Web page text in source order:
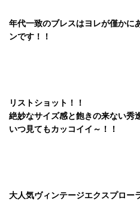
年代一致のブレスはヨレが僅かに
ンです！！
リストショット！！
絶妙なサイズ感と飽きの来ない秀
いつ見てもカッコイイ～！！
大人気ヴィンテージエクスプロー